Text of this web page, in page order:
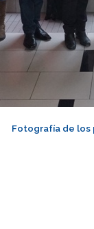
Fotografía de los